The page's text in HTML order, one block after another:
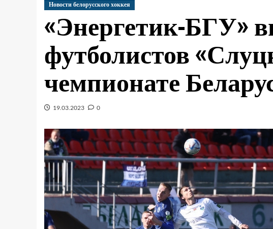
Новости белорусского хоккея
«Энергетик-БГУ»
футболистов
чемпионате
19.03.2023 0